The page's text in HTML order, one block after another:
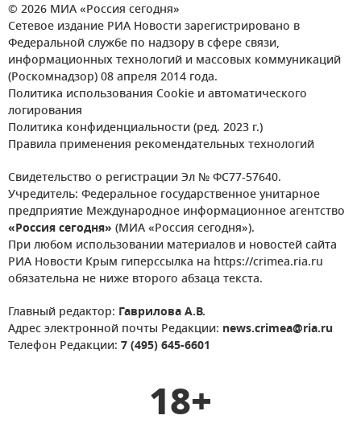
© 2026 МИА «Россия сегодня»
Сетевое издание РИА Новости зарегистрировано в
Федеральной службе по надзору в сфере связи,
информационных технологий и массовых коммуникаций
(Роскомнадзор) 08 апреля 2014 года.
Политика использования Cookie и автоматического
логирования
Политика конфиденциальности (ред. 2023 г.)
Правила применения рекомендательных технологий
Свидетельство о регистрации Эл № ФС77-57640.
Учредитель: Федеральное государственное унитарное
предприятие Международное информационное агентство
«Россия сегодня» (МИА «Россия сегодня»).
При любом использовании материалов и новостей сайта
РИА Новости Крым гиперссылка на https://crimea.ria.ru
обязательна не ниже второго абзаца текста.
Главный редактор: Гаврилова А.В.
Адрес электронной почты Редакции: news.crimea@ria.ru
Телефон Редакции: 7 (495) 645-6601
18+